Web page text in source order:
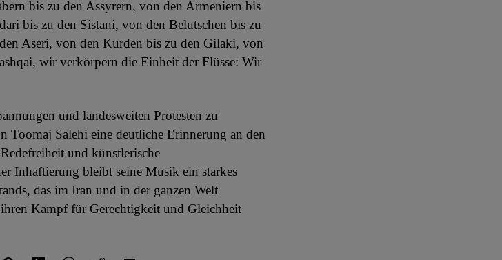
bis zu den Assyrern, von den Armeniern bis
bis zu den Sistani, von den Belutschen bis zu
Aseri, von den Kurden bis zu den Gilaki, von
wir verkörpern die Einheit der Flüsse: Wir
und landesweiten Protesten zu
Toomaj Salehi eine deutliche Erinnerung an den
und künstlerische
Inhaftierung bleibt seine Musik ein starkes
das im Iran und in der ganzen Welt
Kampf für Gerechtigkeit und Gleichheit